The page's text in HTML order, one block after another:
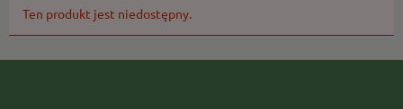
Ten produkt jest niedostępny.